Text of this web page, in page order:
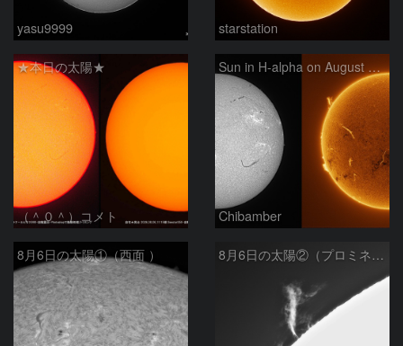
yasu9999 starstation
★本日の太陽★
（＾０＾）コメト
Sun in H-alpha on August 6, 2026
Chibamber
8月6日の太陽①（西面 ） 8月6日の太陽②（プロミネン北東縁 ）